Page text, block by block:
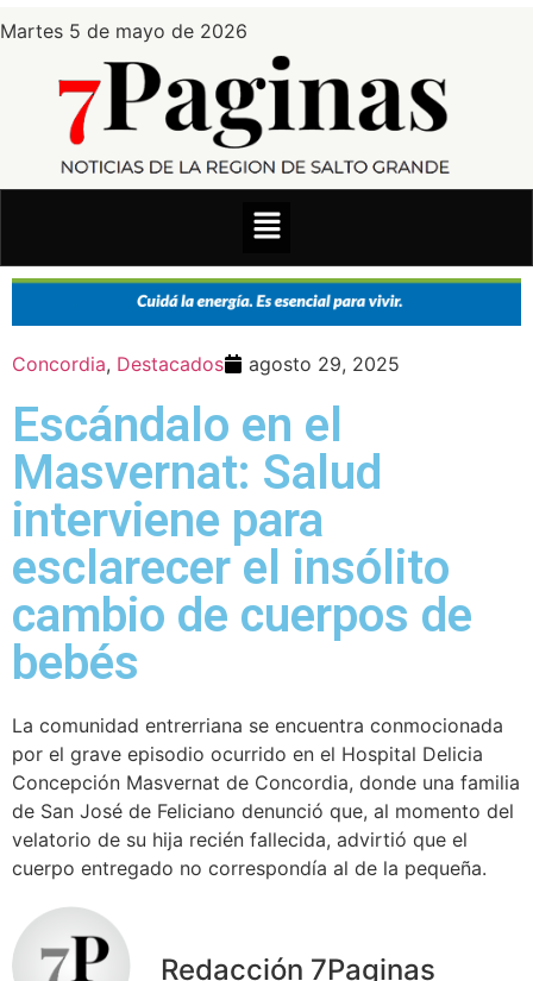
Martes 5 de mayo de 2026
Concordia, Destacados agosto 29, 2025
Escándalo en el
Masvernat: Salud
interviene para
esclarecer el insólito
cambio de cuerpos de
bebés
La comunidad entrerriana se encuentra conmocionada
por el grave episodio ocurrido en el Hospital Delicia
Concepción Masvernat de Concordia, donde una familia
de San José de Feliciano denunció que, al momento del
velatorio de su hija recién fallecida, advirtió que el
cuerpo entregado no correspondía al de la pequeña.
Redacción 7Paginas